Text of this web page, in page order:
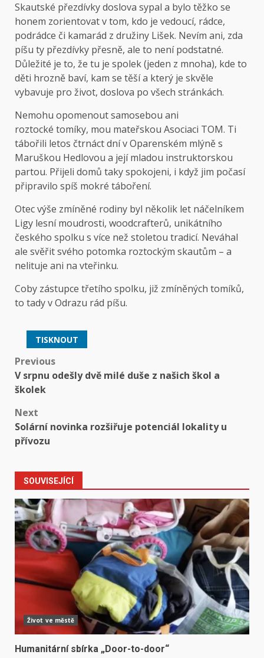
Skautské přezdívky doslova sypal a bylo těžko se
honem zorientovat v tom, kdo je vedoucí, rádce,
podrádce či kamarád z družiny Lišek. Nevím ani, zda
píšu ty přezdívky přesně, ale to není podstatné.
Důležité je to, že tu je spolek (jeden z mnoha), kde to
děti hrozně baví, kam se těší a který je skvěle
vybavuje pro život, doslova po všech stránkách.
Nemohu opomenout samosebou ani
roztocké tomíky, mou mateřskou Asociaci TOM. Ti
tábořili letos čtrnáct dní v Oparenském mlýně s
Maruškou Hedlovou a její mladou instruktorskou
partou. Přijeli domů taky spokojeni, i když jim počasí
připravilo spíš mokré táboření.
Otec výše zmíněné rodiny byl několik let náčelníkem
Ligy lesní moudrosti, woodcrafterů, unikátního
českého spolku s více než stoletou tradicí. Neváhal
ale svěřit svého potomka roztockým skautům – a
nelituje ani na vteřinku.
Coby zástupce třetího spolku, již zmíněných tomíků,
to tady v Odrazu rád píšu.
TISKNOUT
Post
navigation
Previous
V srpnu odešly dvě milé duše z našich škol a
školek
Next
Solární novinka rozšiřuje potenciál lokality u
přívozu
SOUVISEJÍCÍ
Život ve městě
Humanitární sbírka „Door-to-door“